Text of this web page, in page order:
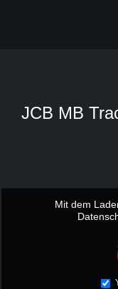
JCB MB
Mit dem